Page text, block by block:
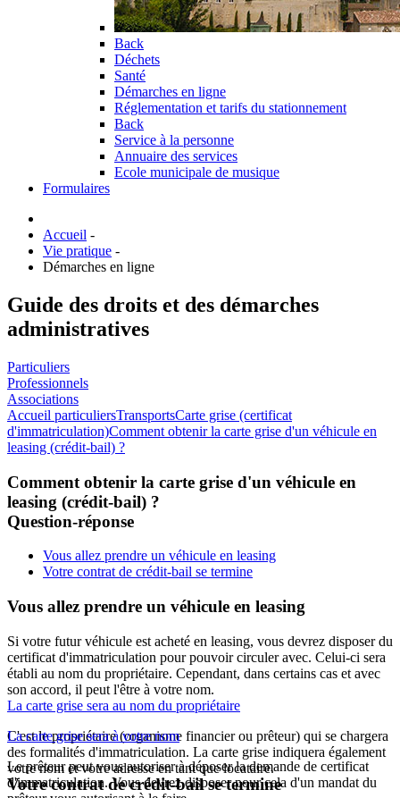
Back
Déchets
Santé
Démarches en ligne
Réglementation et tarifs du stationnement
Back
Service à la personne
Annuaire des services
Ecole municipale de musique
Formulaires
Accueil -
Vie pratique -
Démarches en ligne
Guide des droits et des démarches
administratives
Particuliers
Professionnels
Associations
Accueil particuliersTransportsCarte grise (certificat
d'immatriculation)Comment obtenir la carte grise d'un véhicule en
leasing (crédit-bail) ?
Comment obtenir la carte grise d'un véhicule en
leasing (crédit-bail) ?
Question-réponse
Vous allez prendre un véhicule en leasing
Votre contrat de crédit-bail se termine
Vous allez prendre un véhicule en leasing
Si votre futur véhicule est acheté en leasing, vous devrez disposer du
certificat d'immatriculation pour pouvoir circuler avec. Celui-ci sera
établi au nom du propriétaire. Cependant, dans certains cas et avec
son accord, il peut l'être à votre nom.
La carte grise sera au nom du propriétaire
C'est le propriétaire (organisme financier ou prêteur) qui se chargera
des formalités d'immatriculation. La carte grise indiquera également
votre nom et votre adresse en tant que locataire.
La carte grise sera à votre nom
Le prêteur peut vous autoriser à déposer la demande de certificat
d'immatriculation. Vous devrez disposer pour cela d'un mandat du
Votre contrat de crédit-bail se termine